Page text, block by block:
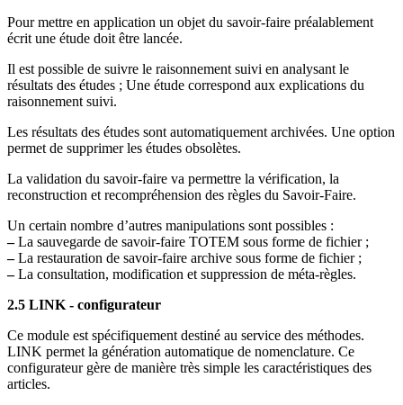
Pour mettre en application un objet du savoir-faire préalablement
écrit une étude doit être lancée.
Il est possible de suivre le raisonnement suivi en analysant le
résultats des études ; Une étude correspond aux explications du
raisonnement suivi.
Les résultats des études sont automatiquement archivées. Une option
permet de supprimer les études obsolètes.
La validation du savoir-faire va permettre la vérification, la
reconstruction et recompréhension des règles du Savoir-Faire.
Un certain nombre d’autres manipulations sont possibles :
–La sauvegarde de savoir-faire TOTEM sous forme de fichier ;
–La restauration de savoir-faire archive sous forme de fichier ;
–La consultation, modification et suppression de méta-règles.
2.5 LINK - configurateur
Ce module est spécifiquement destiné au service des méthodes.
LINK permet la génération automatique de nomenclature. Ce
configurateur gère de manière très simple les caractéristiques des
articles.